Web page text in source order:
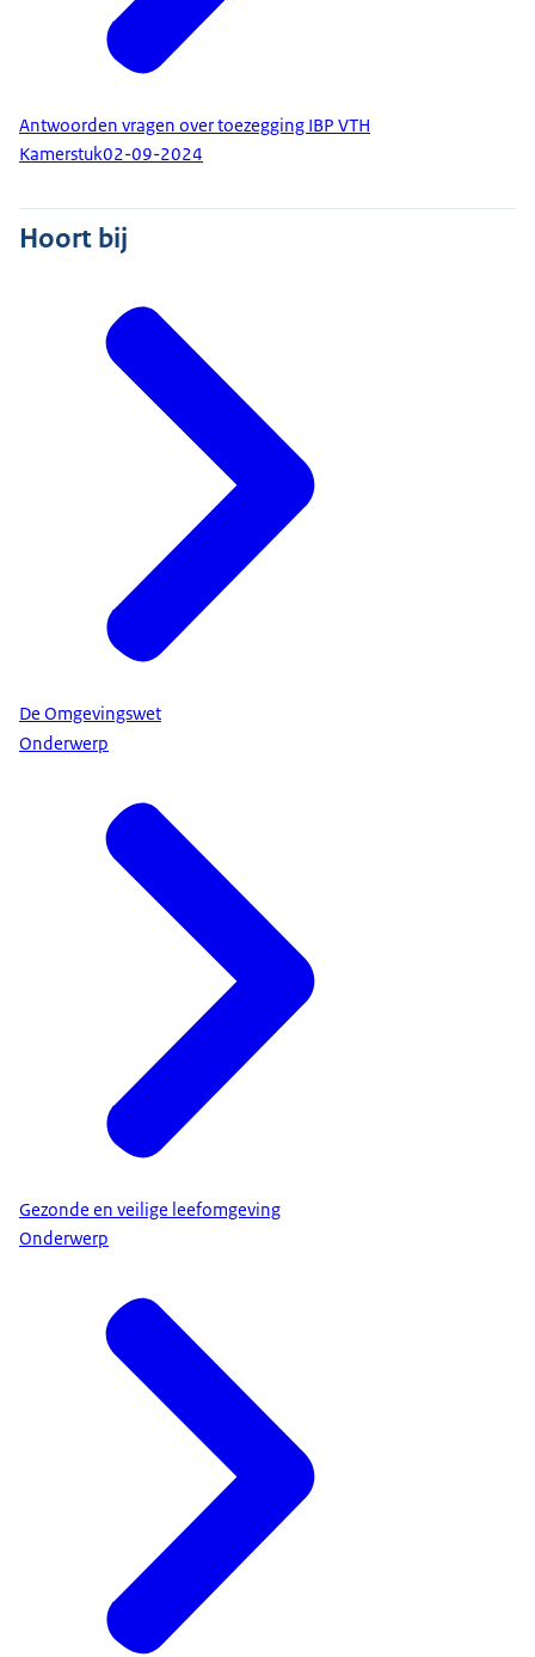
Antwoorden vragen over toezegging IBP VTH
Kamerstuk02-09-2024
Hoort bij
De Omgevingswet
Onderwerp
Gezonde en veilige leefomgeving
Onderwerp